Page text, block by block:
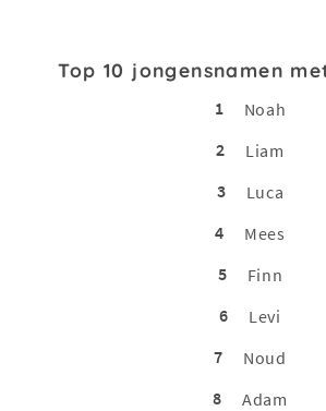
Top 10 jongensnamen
1
Noah
2
Liam
3
Luca
4
Mees
5
Finn
6
Levi
7
Noud
8
Adam